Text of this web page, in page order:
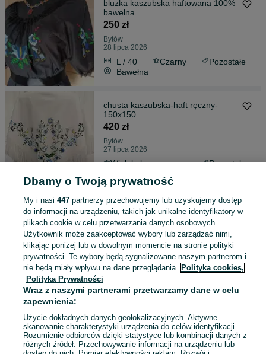
bluzka kaszubska haftowana 100%
bawełna
250 zł
Bytów
28 lipca 2026
L / 40 Czarny
Pozostałe
Bawełna
chusta kaszubska-haft ręczny-
150x150
420 zł
Bytów
27 lipca 2026
Wielokolorowy
Pozostałe
Strój kaszubski dziewczęcy roz.116
serdak-haft ręczny złoty
1 540 zł
Bytów
22 lipca 2026
116 Czerwony
haftowana
420 zł
Bytów
Dbamy o Twoją prywatność
My i nasi 447partnerzy przechowujemy lub uzyskujemy dostęp
do informacji na urządzeniu, takich jak unikalne identyfikatory w
plikach cookie w celu przetwarzania danych osobowych.
Użytkownik może zaakceptować wybory lub zarządzać nimi,
klikając poniżej lub w dowolnym momencie na stronie polityki
prywatności. Te wybory będą sygnalizowane naszym partnerom i
nie będą miały wpływu na dane przeglądania. Polityka cookies,
Polityka Prywatności
Wraz z naszymi partnerami przetwarzamy dane w celu
zapewnienia:
Użycie dokładnych danych geolokalizacyjnych. Aktywne
skanowanie charakterystyki urządzenia do celów identyfikacji.
Rozumienie odbiorców dzięki statystyce lub kombinacji danych z
różnych źródeł. Przechowywanie informacji na urządzeniu lub